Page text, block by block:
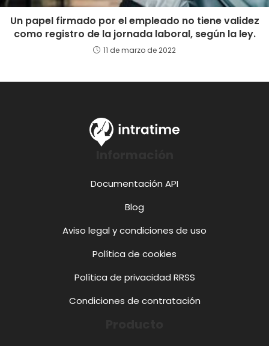
Un papel firmado por el empleado no tiene validez
como registro de la jornada laboral, según la ley.
11 de marzo de 2022
Documentación API
Blog
Aviso legal y condiciones de uso
Política de cookies
Política de privacidad RRSS
Condiciones de contratación